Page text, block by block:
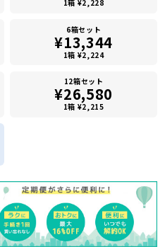
1箱 ¥2,228
6箱セット
¥13,344
1箱 ¥2,224
12箱セット
¥26,580
1箱 ¥2,215